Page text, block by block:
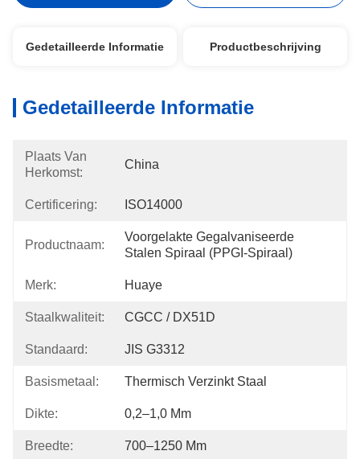
Gedetailleerde Informatie Productbeschrijving
Gedetailleerde Informatie
Plaats Van
Herkomst:
China
Certificering: ISO14000
Productnaam:
Voorgelakte Gegalvaniseerde
Stalen Spiraal (PPGI-Spiraal)
Merk: Huaye
Staalkwaliteit: CGCC / DX51D
Standaard: JIS G3312
Basismetaal: Thermisch Verzinkt Staal
Dikte: 0,2–1,0 Mm
Breedte: 700–1250 Mm